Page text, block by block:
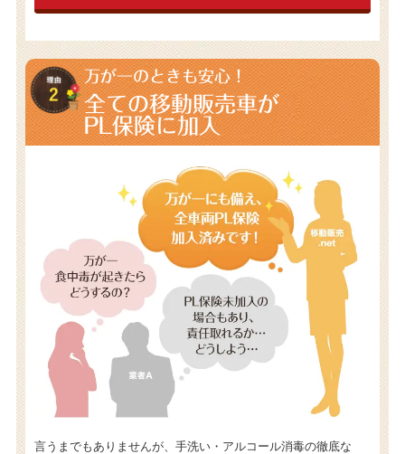
万が一のときも安心！
全ての移動販売車が
PL保険に加入
言うまでもありませんが、手洗い・アルコール消毒の徹底な